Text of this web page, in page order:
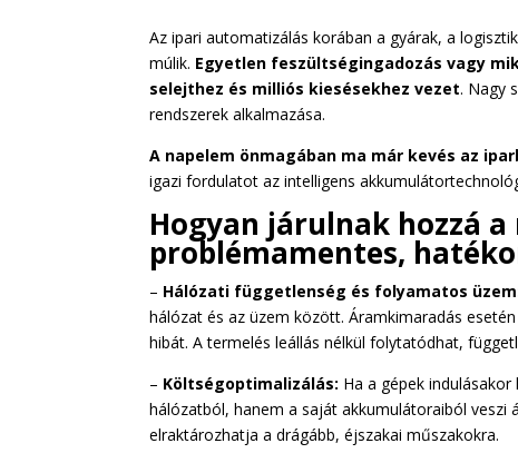
Az ipari automatizálás korában a gyárak, a
múlik. Egyetlen feszültségingadozás vagy
selejthez és milliós kiesésekhez vezet. Nagy
rendszerek alkalmazása.
A napelem önmagában ma már kevés az
igazi fordulatot az intelligens
Hogyan járulnak hozzá
problémamentes,
– Hálózati függetlenség és folyamatos
hálózat és az üzem között. Áramkimaradás
hibát. A termelés leállás nélkül folytatódhat,
– Költségoptimalizálás: Ha a gépek
hálózatból, hanem a saját akkumulátoraiból veszi
elraktározhatja a drágább, éjszakai műszakokra.